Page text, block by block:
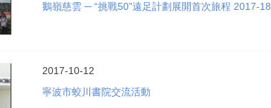
鵝嶺慈雲 ─ “挑戰50”遠足計劃展開首次旅程 2017-18
2017-10-12
寧波市蛟川書院交流活動